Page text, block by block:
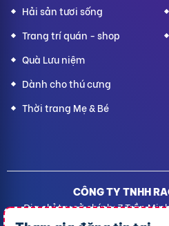
Hải sản tươi sống
Trang trí quán - shop
Quà Lưu niệm
Dành cho thú cưng
Thời trang Mẹ & Bé
CÔNG TY TNHH
Địa chỉ trụ sở chính: 7 Trần
Cần Thơ